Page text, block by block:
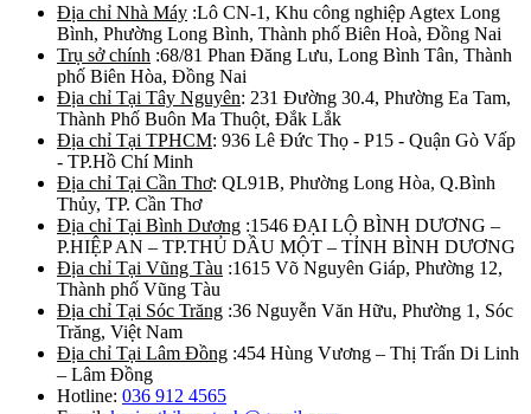
Địa chỉ Nhà Máy :Lô CN-1, Khu công nghiệp Agtex Long
Bình, Phường Long Bình, Thành phố Biên Hoà, Đồng Nai
Trụ sở chính :68/81 Phan Đăng Lưu, Long Bình Tân, Thành
phố Biên Hòa, Đồng Nai
Địa chỉ Tại Tây Nguyên: 231 Đường 30.4, Phường Ea Tam,
Thành Phố Buôn Ma Thuột, Đắk Lắk
Địa chỉ Tại TPHCM: 936 Lê Đức Thọ - P15 - Quận Gò Vấp
- TP.Hồ Chí Minh
Địa chỉ Tại Cần Thơ: QL91B, Phường Long Hòa, Q.Bình
Thủy, TP. Cần Thơ
Địa chỉ Tại Bình Dương :1546 ĐẠI LỘ BÌNH DƯƠNG –
P.HIỆP AN – TP.THỦ DẦU MỘT – TỈNH BÌNH DƯƠNG
Địa chỉ Tại Vũng Tàu :1615 Võ Nguyên Giáp, Phường 12,
Thành phố Vũng Tàu
Địa chỉ Tại Sóc Trăng :36 Nguyễn Văn Hữu, Phường 1, Sóc
Trăng, Việt Nam
Địa chỉ Tại Lâm Đồng :454 Hùng Vương – Thị Trấn Di Linh
– Lâm Đồng
Hotline: 036 912 4565